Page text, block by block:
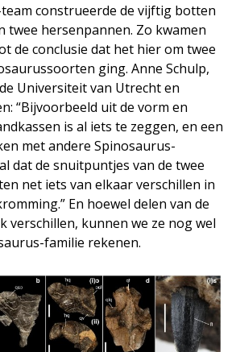
construeerde de vijftig botten
twee hersenpannen. Zo kwamen
de conclusie dat het hier om twee
ging. Anne Schulp,
Universiteit van Utrecht en
“Bijvoorbeeld uit de vorm en
is al iets te zeggen, en een
met andere Spinosaurus-
dat de snuitpuntjes van de twee
net iets van elkaar verschillen in
En hoewel delen van de
verschillen, kunnen we ze nog wel
familie rekenen.